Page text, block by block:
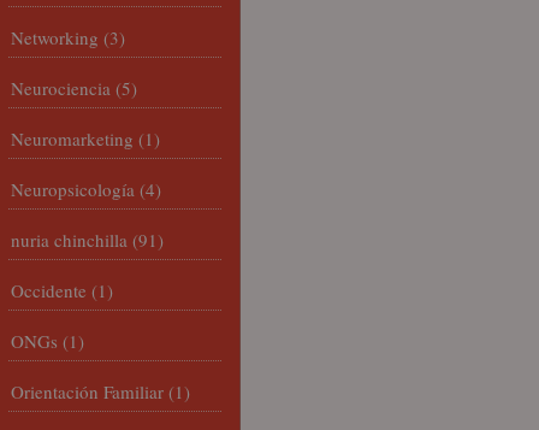
Networking (3)
Neurociencia (5)
Neuromarketing (1)
Neuropsicología (4)
nuria chinchilla (91)
Occidente (1)
ONGs (1)
Orientación Familiar (1)